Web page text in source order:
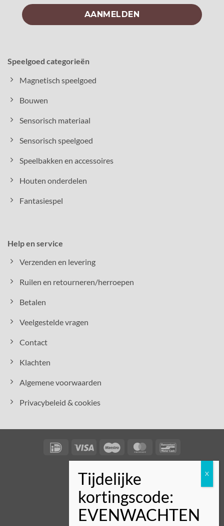
Speelgoed categorieën
Magnetisch speelgoed
Bouwen
Sensorisch materiaal
Sensorisch speelgoed
Speelbakken en accessoires
Houten onderdelen
Fantasiespel
Help en service
Verzenden en levering
Ruilen en retourneren/herroepen
Betalen
Veelgestelde vragen
Contact
Klachten
Algemene voorwaarden
Privacybeleid & cookies
IDeal Visa Maestro MasterCard